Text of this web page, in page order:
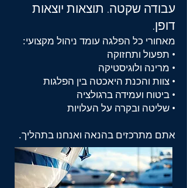
עבודה שקטה. תוצאות יוצאות
דופן.
מאחורי כל הפלגה עומד ניהול מקצועי:
• תפעול ותחזוקה
• מרינה ולוגיסטיקה
• צוות והכנת היאכטה בין הפלגות
• ביטוח ועמידה ברגולציה
• שליטה ובקרה על העלויות
אתם מתרכזים בהנאה ואנחנו בתהליך.